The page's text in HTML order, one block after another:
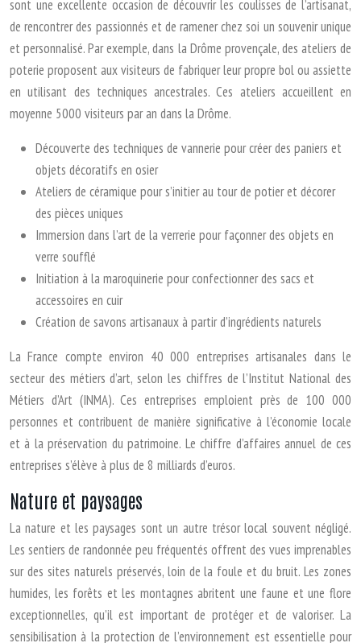
sont une excellente occasion de découvrir les coulisses de l’artisanat,
de rencontrer des passionnés et de ramener chez soi un souvenir unique
et personnalisé. Par exemple, dans la Drôme provençale, des ateliers de
poterie proposent aux visiteurs de fabriquer leur propre bol ou assiette
en utilisant des techniques ancestrales. Ces ateliers accueillent en
moyenne 5000 visiteurs par an dans la Drôme.
Découverte des techniques de vannerie pour créer des paniers et
objets décoratifs en osier
Ateliers de céramique pour s’initier au tour de potier et décorer
des pièces uniques
Immersion dans l’art de la verrerie pour façonner des objets en
verre soufflé
Initiation à la maroquinerie pour confectionner des sacs et
accessoires en cuir
Création de savons artisanaux à partir d’ingrédients naturels
La France compte environ 40 000 entreprises artisanales dans le
secteur des métiers d’art, selon les chiffres de l’Institut National des
Métiers d’Art (INMA). Ces entreprises emploient près de 100 000
personnes et contribuent de manière significative à l’économie locale
et à la préservation du patrimoine. Le chiffre d’affaires annuel de ces
entreprises s’élève à plus de 8 milliards d’euros.
Nature et paysages
La nature et les paysages sont un autre trésor local souvent négligé.
Les sentiers de randonnée peu fréquentés offrent des vues imprenables
sur des sites naturels préservés, loin de la foule et du bruit. Les zones
humides, les forêts et les montagnes abritent une faune et une flore
exceptionnelles, qu’il est important de protéger et de valoriser. La
sensibilisation à la protection de l’environnement est essentielle pour